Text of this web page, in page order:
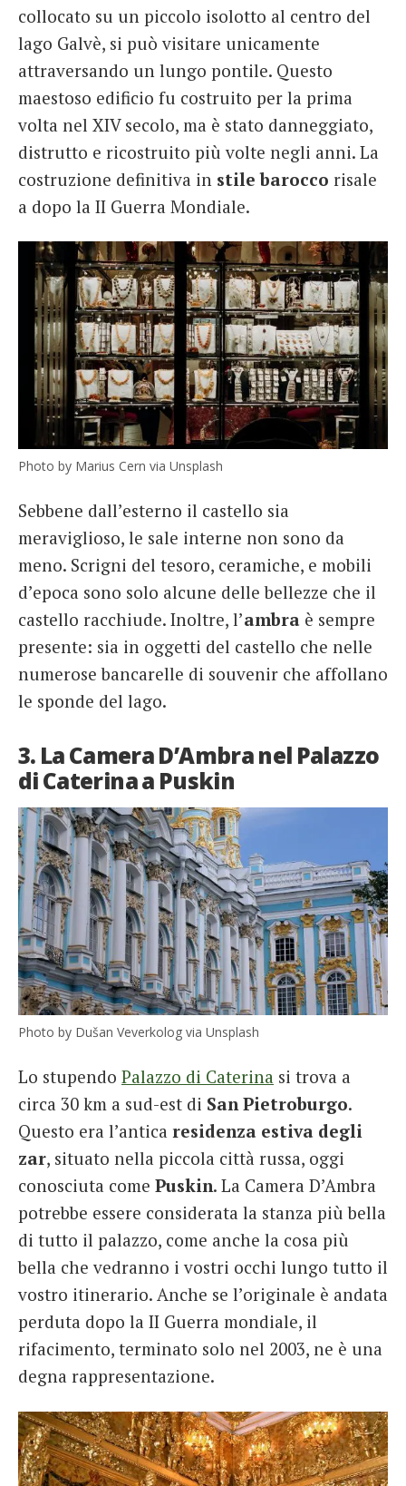
collocato su un piccolo isolotto al centro del
lago Galvè, si può visitare unicamente
attraversando un lungo pontile. Questo
maestoso edificio fu costruito per la prima
volta nel XIV secolo, ma è stato danneggiato,
distrutto e ricostruito più volte negli anni. La
costruzione definitiva in stile barocco risale
a dopo la II Guerra Mondiale.
Photo by Marius Cern via Unsplash
Sebbene dall’esterno il castello sia
meraviglioso, le sale interne non sono da
meno. Scrigni del tesoro, ceramiche, e mobili
d’epoca sono solo alcune delle bellezze che il
castello racchiude. Inoltre, l’ambra è sempre
presente: sia in oggetti del castello che nelle
numerose bancarelle di souvenir che affollano
le sponde del lago.
3. La Camera D’Ambra nel Palazzo
di Caterina a Puskin
Photo by Dušan Veverkolog via Unsplash
Lo stupendo Palazzo di Caterina si trova a
circa 30 km a sud-est di San Pietroburgo.
Questo era l’antica residenza estiva degli
zar, situato nella piccola città russa, oggi
conosciuta come Puskin. La Camera D’Ambra
potrebbe essere considerata la stanza più bella
di tutto il palazzo, come anche la cosa più
bella che vedranno i vostri occhi lungo tutto il
vostro itinerario. Anche se l’originale è andata
perduta dopo la II Guerra mondiale, il
rifacimento, terminato solo nel 2003, ne è una
degna rappresentazione.